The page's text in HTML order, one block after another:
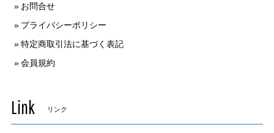
お問合せ
プライバシーポリシー
特定商取引法に基づく表記
会員規約
Link リンク